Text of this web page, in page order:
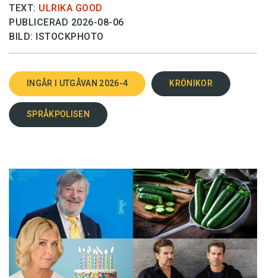
TEXT: ULRIKA GOOD
PUBLICERAD 2026-08-06
BILD: ISTOCKPHOTO
INGÅR I UTGÅVAN 2026-4 KRÖNIKOR
SPRÅKPOLISEN